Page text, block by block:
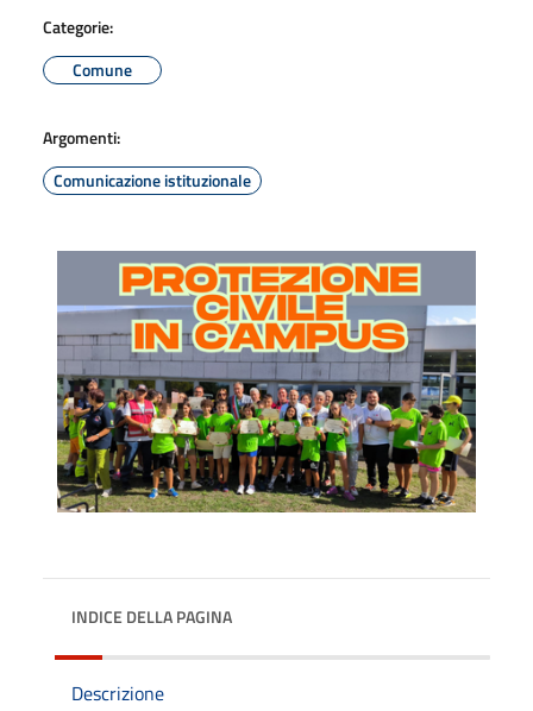
Categorie:
Comune
Argomenti:
Comunicazione istituzionale
INDICE DELLA PAGINA
Descrizione